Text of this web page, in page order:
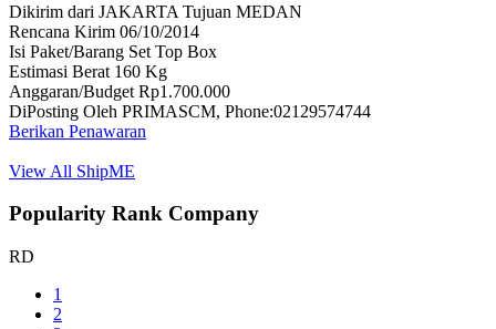
Dikirim dari JAKARTA Tujuan MEDAN
Rencana Kirim 06/10/2014
Isi Paket/Barang Set Top Box
Estimasi Berat 160 Kg
Anggaran/Budget Rp1.700.000
DiPosting Oleh PRIMASCM, Phone:02129574744
Berikan Penawaran
View All ShipME
Popularity Rank Company
RD
1
2